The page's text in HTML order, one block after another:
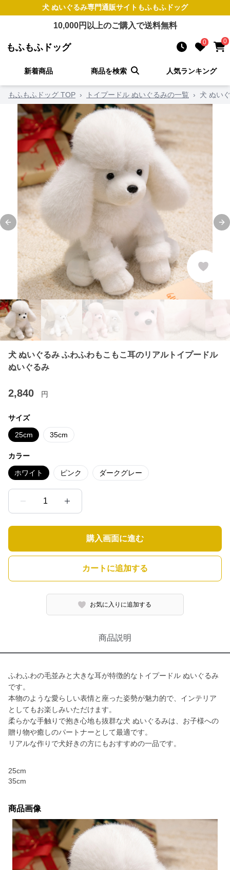
犬 ぬいぐるみ専門通販サイト もふもふドッグ
10,000円以上のご購入で送料無料
もふもふドッグ 0 0
新着商品 商品を検索 人気ランキング
もふもふドッグ TOP › トイプードル ぬいぐるみの一覧 › 犬 ぬい
Previous slide
犬 ぬいぐるみ ふわふわもこもこ耳のリアルトイプードル
ぬいぐるみ
2,840 円
サイズ
25cm 35cm
カラー
ホワイト ピンク ダークグレー
1
購入画面に進む
カートに追加する
お気に入りに追加する
商品説明
ふわふわの毛並みと大きな耳が特徴的なトイプードル ぬいぐるみ
です。
本物のような愛らしい表情と座った姿勢が魅力的で、インテリア
としてもお楽しみいただけます。
柔らかな手触りで抱き心地も抜群な犬 ぬいぐるみは、お子様への
贈り物や癒しのパートナーとして最適です。
リアルな作りで犬好きの方にもおすすめの一品です。
25cm
35cm
商品画像